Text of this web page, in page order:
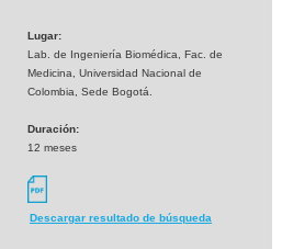
Lugar:
Lab. de Ingeniería Biomédica, Fac. de
Medicina, Universidad Nacional de
Colombia, Sede Bogotá.
Duración:
12 meses
Descargar resultado de búsqueda